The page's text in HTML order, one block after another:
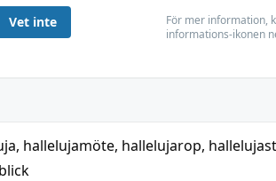
Vet inte
För mer information,
informations-ikonen
, hallelujamöte, hallelujarop,